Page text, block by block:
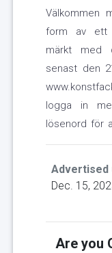
Välkommen
form av ett
märkt med
senast den
logga in
lösenord för
Advertised
Dec. 15,
Are you